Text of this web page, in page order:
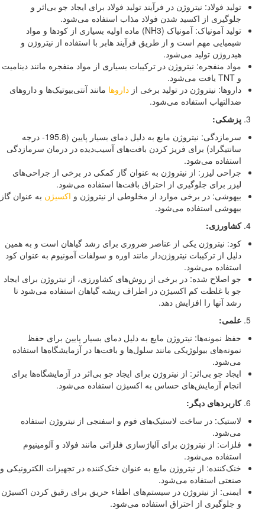
تولید فولاد: نیتروژن در فرآیند تولید فولاد برای ایجاد جو بی‌اثر و
جلوگیری از اکسید شدن فولاد مذاب استفاده می‌شود.
تولید آمونیاک: آمونیاک (NH3) ماده اولیه بسیاری از کودها و مواد
شیمیایی مهم است و از طریق فرآیند هابر با استفاده از نیتروژن و
هیدروژن تولید می‌شود.
مواد منفجره: نیتروژن در ترکیبات بسیاری از مواد منفجره مانند دینامیت
داروها: نیتروژن در تولید برخی از داروهامانند آنتی‌بیوتیک‌ها و داروهای
ضدالتهاب استفاده می‌شود.
پزشکی:
سرمازدگی: نیتروژن مایع به دلیل دمای بسیار پایین (195.8- درجه
سانتیگراد) برای فریز کردن بافت‌های آسیب‌دیده در درمان سرمازدگی
استفاده می‌شود.
جراحی لیزر: از نیتروژن به عنوان گاز کمکی در برخی از جراحی‌های
لیزر برای جلوگیری از احتراق بافت‌ها استفاده می‌شود.
بیهوشی: در برخی موارد از مخلوطی از نیتروژن و اکسیژنبه عنوان گاز
بیهوشی استفاده می‌شود.
کشاورزی:
کود: نیتروژن یکی از عناصر ضروری برای رشد گیاهان است و به همین
دلیل از ترکیبات نیتروژن‌دار مانند اوره و سولفات آمونیوم به عنوان کود
استفاده می‌شود.
جو اصلاح شده: در برخی از روش‌های کشاورزی، از نیتروژن برای ایجاد
جو با غلظت کم اکسیژن در اطراف ریشه گیاهان استفاده می‌شود تا
رشد آنها را افزایش دهد.
علمی:
حفظ نمونه‌ها: نیتروژن مایع به دلیل دمای بسیار پایین برای حفظ
نمونه‌های بیولوژیکی مانند سلول‌ها و بافت‌ها در آزمایشگاه‌ها استفاده
می‌شود.
ایجاد جو بی‌اثر: از نیتروژن برای ایجاد جو بی‌اثر در آزمایشگاه‌ها برای
انجام آزمایش‌های حساس به اکسیژن استفاده می‌شود.
کاربردهای دیگر:
لاستیک: در ساخت لاستیک‌های فوم و اسفنجی از نیتروژن استفاده
می‌شود.
فلزات: از نیتروژن برای آلیاژسازی فلزاتی مانند فولاد و آلومینیوم
استفاده می‌شود.
خنک‌کننده: از نیتروژن مایع به عنوان خنک‌کننده در تجهیزات الکترونیکی و
صنعتی استفاده می‌شود.
ایمنی: از نیتروژن در سیستم‌های اطفاء حریق برای رقیق کردن اکسیژن
و جلوگیری از احتراق استفاده می‌شود.